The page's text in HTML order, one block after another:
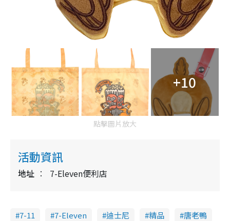
+10
點擊圖片放大
活動資訊
地址 7-Eleven便利店
7-11 7-Eleven 迪士尼 精品
唐老鴨